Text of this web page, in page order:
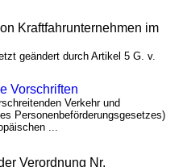
Kraftfahrunternehmen im
geändert durch Artikel 5 G. v.
Vorschriften
Verkehr und
Personenbeförderungsgesetzes)
...
Verordnung Nr.